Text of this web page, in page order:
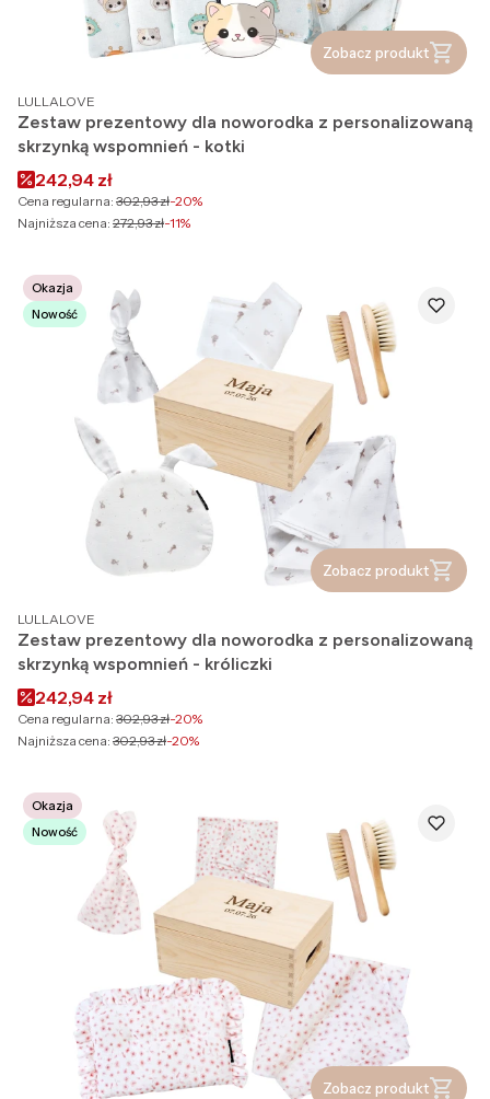
Zobacz produkt
PRODUCENT
LULLALOVE
Zestaw prezentowy dla noworodka z personalizowaną
skrzynką wspomnień - kotki
Cena promocyjna
242,94 zł
Cena regularna: 302,93 zł-20%
Najniższa cena: 272,93 zł-11%
Okazja
Nowość
Zobacz produkt
PRODUCENT
LULLALOVE
Zestaw prezentowy dla noworodka z personalizowaną
skrzynką wspomnień - króliczki
Cena promocyjna
242,94 zł
Cena regularna: 302,93 zł-20%
Najniższa cena: 302,93 zł-20%
Okazja
Nowość
Zobacz produkt